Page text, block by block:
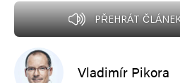
PŘEHRÁT
Vladimír Pikora